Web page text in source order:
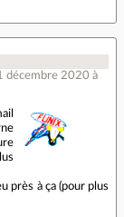
décembre 2020 à
près à ça (pour plus